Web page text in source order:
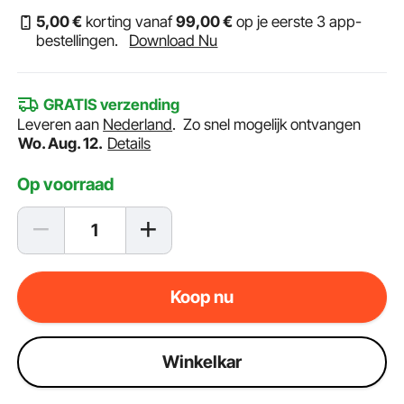
5,00€ korting vanaf99,00€ op je eerste 3 app-
bestellingen.
Download Nu
GRATIS verzending
Leveren aan Nederland.Zo snel mogelijk ontvangen
Wo. Aug. 12. Details
Op voorraad
Koop nu
Winkelkar